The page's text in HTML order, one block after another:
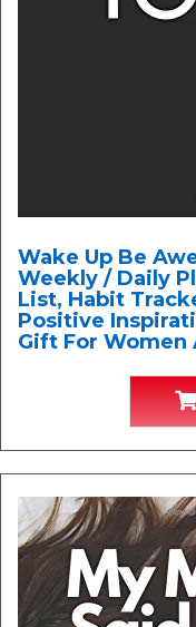
Wake Up Be
Weekly / Daily
List, Habit
Positive
Gift For Women